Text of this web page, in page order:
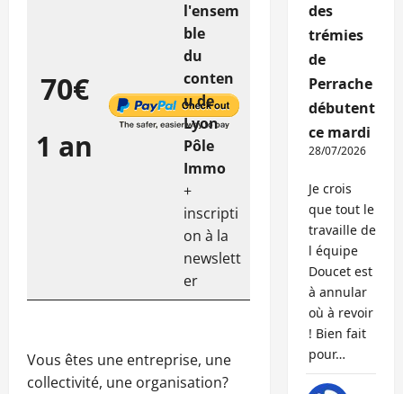
70€
1 an
l'ensem
ble
du
conten
u de
Lyon
Pôle
Immo
+
inscripti
on à la
newslett
er
Vous êtes une entreprise, une
collectivité, une organisation?
des
trémies
de
Perrache
débutent
ce mardi
28/07/2026
Je crois
que tout le
travaille de
l équipe
Doucet est
à annular
où à revoir
! Bien fait
pour…